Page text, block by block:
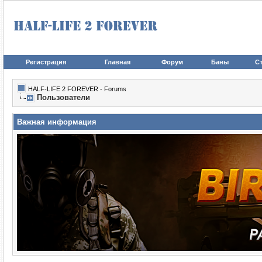
Регистрация Главная Форум Баны
HALF-LIFE 2 FOREVER - Forums
Пользователи
Важная информация